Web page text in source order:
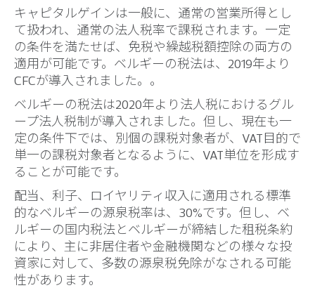
キャピタルゲインは一般に、通常の営業所得とし
て扱われ、通常の法人税率で課税されます。一定
の条件を満たせば、免税や繰越税額控除の両方の
適用が可能です。ベルギーの税法は、2019年より
CFCが導入されました。。
ベルギーの税法は2020年より法人税におけるグル
ープ法人税制が導入されました。但し、現在も一
定の条件下では、別個の課税対象者が、VAT目的で
単一の課税対象者となるように、VAT単位を形成す
ることが可能です。
配当、利子、ロイヤリティ収入に適用される標準
的なベルギーの源泉税率は、30%です。但し、ベ
ルギーの国内税法とベルギーが締結した租税条約
により、主に非居住者や金融機関などの様々な投
資家に対して、多数の源泉税免除がなされる可能
性があります。